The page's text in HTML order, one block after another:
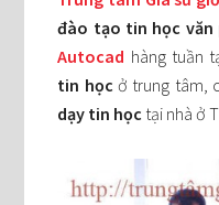
đào tạo tin học văn
Autocad hàng tuần
tin học ở trung tâm,
dạy tin học tại nhà ở